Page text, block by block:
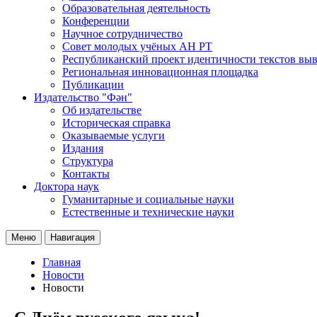
Образовательная деятельность
Конференции
Научное сотрудничество
Совет молодых учёных АН РТ
Республиканский проект идентичности текстов
Региональная инновационная площадка
Публикации
Издательство "Фән"
Об издательстве
Историческая справка
Оказываемые услуги
Издания
Структура
Контакты
Доктора наук
Гуманитарные и социальные науки
Естественные и технические науки
Меню Навигация
Главная
Новости
Новости